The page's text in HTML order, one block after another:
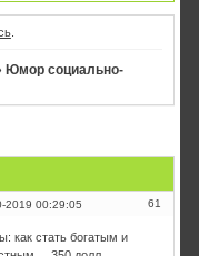
.
Юмор социально-
61
2019 00:29:05
как стать богатым и